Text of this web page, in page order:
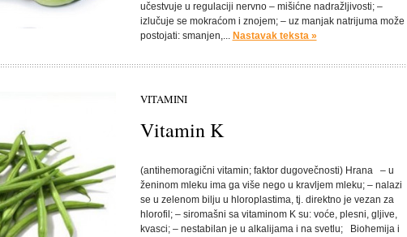
učestvuje u regulaciji nervno – mišićne nadražljivosti; –
izlučuje se mokraćom i znojem; – uz manjak natrijuma može
postojati: smanjen,... Nastavak teksta »
VITAMINI
Vitamin K
(antihemoragični vitamin; faktor dugovečnosti) Hrana – u
ženinom mleku ima ga više nego u kravljem mleku; – nalazi
se u zelenom bilju u hloroplastima, tj. direktno je vezan za
hlorofil; – siromašni sa vitaminom K su: voće, plesni, gljive,
kvasci; – nestabilan je u alkalijama i na svetlu; Biohemija i